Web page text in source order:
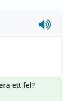
ett fel?